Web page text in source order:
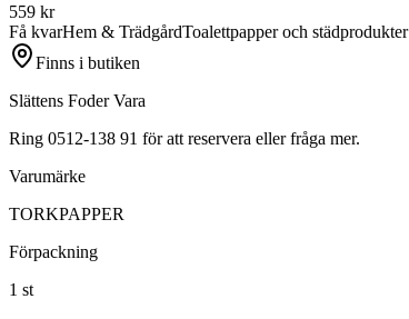
559 kr
Få kvarHem & TrädgårdToalettpapper och städprodukter
Finns i butiken
Slättens Foder Vara
Ring 0512-138 91 för att reservera eller fråga mer.
Varumärke
TORKPAPPER
Förpackning
1 st